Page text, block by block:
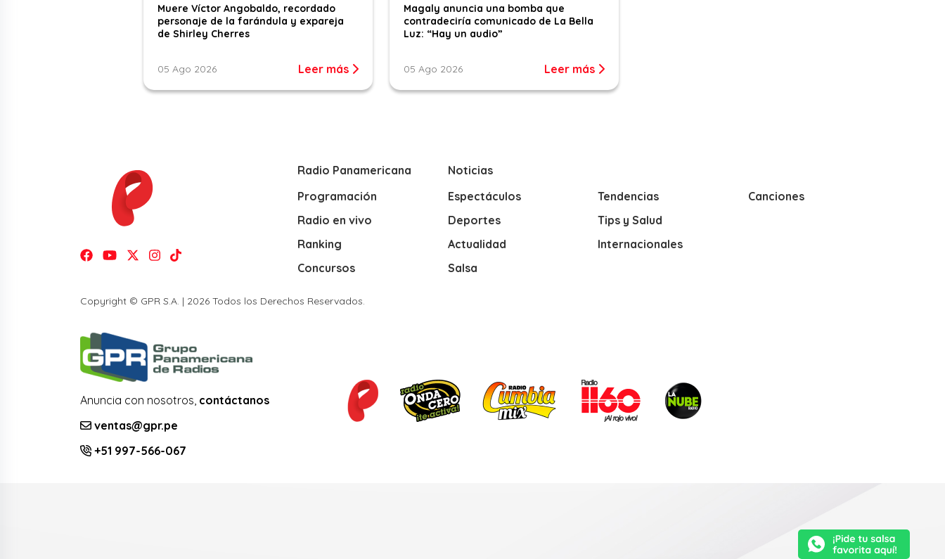
Muere Víctor Angobaldo, recordado
personaje de la farándula y expareja
de Shirley Cherres
05 Ago 2026 Leer más
Magaly anuncia una bomba que
contradeciría comunicado de La Bella
Luz: “Hay un audio”
05 Ago 2026 Leer más
Radio Panamericana
Programación
Radio en vivo
Ranking
Concursos
Noticias
Espectáculos
Deportes
Actualidad
Salsa
Tendencias
Tips y Salud
Internacionales
Canciones
Copyright © GPR S.A. | 2026 Todos los Derechos Reservados.
Anuncia con nosotros, contáctanos
ventas@gpr.pe
+51 997-566-067